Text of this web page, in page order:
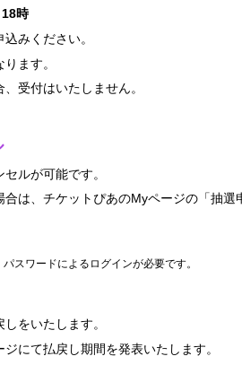
時
みください。
ます。
受付はいたしません。
ルが可能です。
は、チケットぴあのMyページの「抽選
スワードによるログインが必要です。
をいたします。
にて払戻し期間を発表いたします。